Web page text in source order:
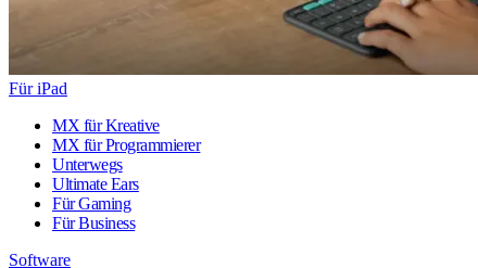
Für iPad
MX für Kreative
MX für Programmierer
Unterwegs
Ultimate Ears
Für Gaming
Für Business
Software